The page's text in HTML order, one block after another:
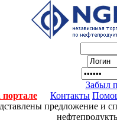
Забыл
Контакты
предложение и